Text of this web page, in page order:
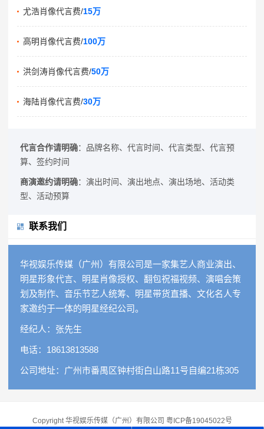
尤浩肖像代言费/15万
高明肖像代言费/100万
洪剑涛肖像代言费/50万
海陆肖像代言费/30万
代言合作请明确：品牌名称、代言时间、代言类型、代言预
算、签约时间
商演邀约请明确：演出时间、演出地点、演出场地、活动类
型、活动预算
联系我们
华视娱乐传媒（广州）有限公司是一家集艺人商业演出、
明星形象代言、明星肖像授权、翻包祝福视频、演唱会策
划及制作、音乐节艺人统筹、明星带货直播、文化名人专
家邀约于一体的明星经纪公司。
经纪人：张先生
电话：18613813588
公司地址：广州市番禺区钟村街白山路11号自编21栋305
Copyright 华视娱乐传媒（广州）有限公司 粤ICP备19045022号